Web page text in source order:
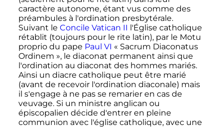
caractère autonome, étant vus comme des
préambules à l'ordination presbytérale.
Suivant le Concile Vatican II l'Église catholique
rétablit (toujours pour le rite latin), par le Motu
proprio du pape Paul VI « Sacrum Diaconatus
Ordinem », le diaconat permanent ainsi que
l'ordination au diaconat des hommes mariés.
Ainsi un diacre catholique peut être marié
(avant de recevoir l'ordination diaconale) mais
il s'engage à ne pas se remarier en cas de
veuvage. Si un ministre anglican ou
épiscopalien décide d'entrer en pleine
communion avec l'église catholique, avec une